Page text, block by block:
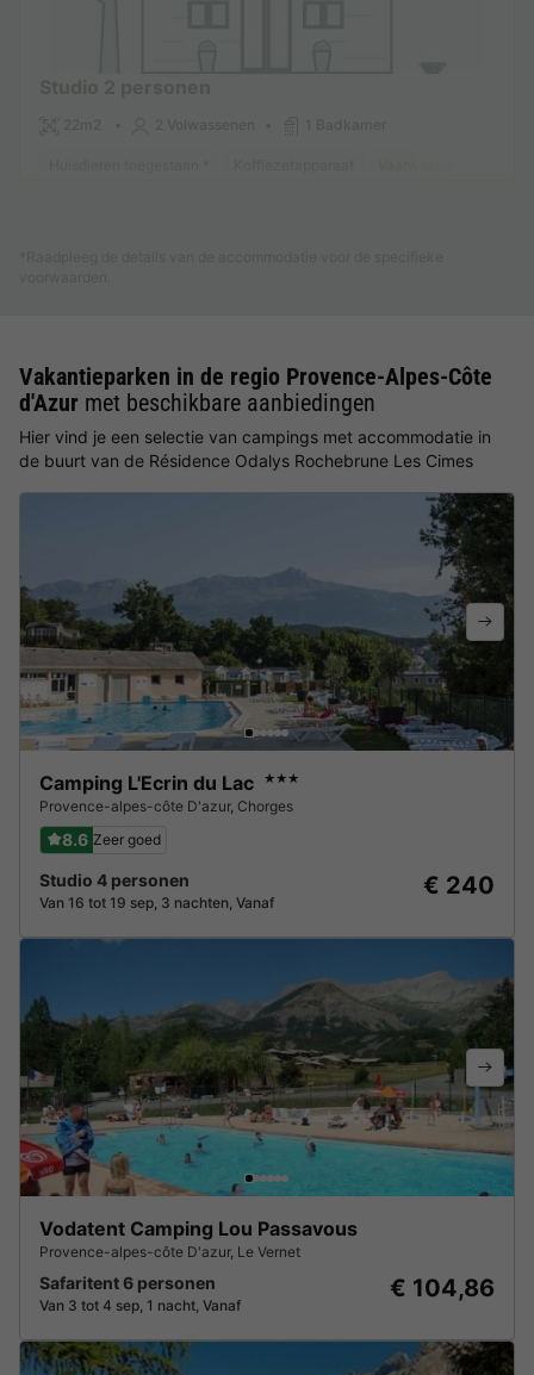
Vakantieparken in de regio Provence-Alpes-Côte
d'Azur met beschikbare aanbiedingen
Hier vind je een selectie van campings met accommodatie in
de buurt van de Résidence Odalys Rochebrune Les Cimes
Camping L'Ecrin du Lac ★★★
Provence-alpes-côte D'azur, Chorges
8.6 Zeer goed
Studio 4 personen
Van 16 tot 19 sep, 3 nachten, Vanaf
€ 240
Vodatent Camping Lou Passavous
Provence-alpes-côte D'azur, Le Vernet
Safaritent 6 personen
Van 3 tot 4 sep, 1 nacht, Vanaf
€ 104,86